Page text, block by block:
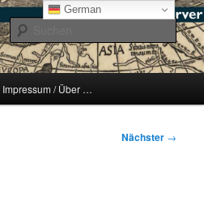
Impressum / Über …
Nächster →
German